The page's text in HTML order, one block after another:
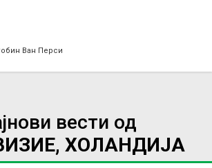
Ван Перси
вести од
ХОЛАНДИЈА